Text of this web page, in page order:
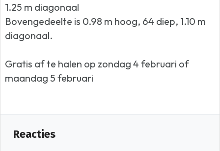
1.25 m diagonaal
Bovengedeelte is 0.98 m hoog, 64 diep, 1.10 m
diagonaal.
Gratis af te halen op zondag 4 februari of
maandag 5 februari
Reacties